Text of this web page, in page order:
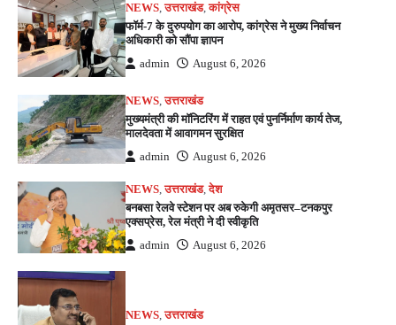
NEWS,उत्तराखंड,कांग्रेस
फॉर्म-7 के दुरुपयोग का आरोप, कांग्रेस ने मुख्य निर्वाचन
अधिकारी को सौंपा ज्ञापन
admin August 6, 2026
NEWS ,उत्तराखंड
मुख्यमंत्री की मॉनिटरिंग में राहत एवं पुनर्निर्माण कार्य तेज,
मालदेवता में आवागमन सुरक्षित
admin August 6, 2026
NEWS ,उत्तराखंड,देश
बनबसा रेलवे स्टेशन पर अब रुकेगी अमृतसर–टनकपुर
एक्सप्रेस, रेल मंत्री ने दी स्वीकृति
admin August 6, 2026
NEWS,उत्तराखंड